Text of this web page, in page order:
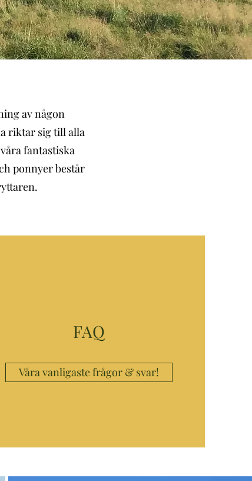
av någon
riktar sig till alla
fantastiska
ponnyer består
FAQ
Våra vanligaste frågor & svar!